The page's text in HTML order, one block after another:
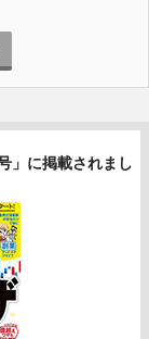
」に掲載されまし